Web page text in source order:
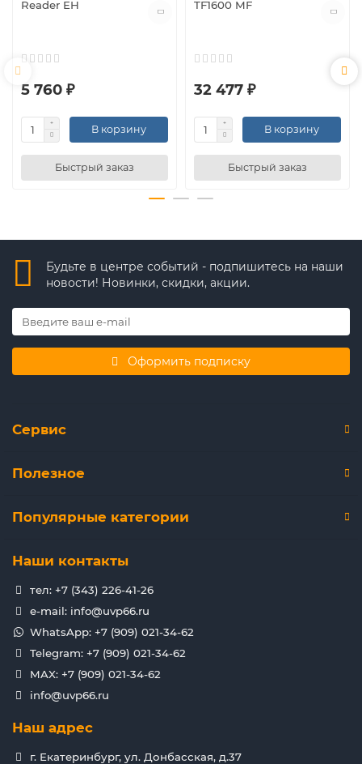
Reader EH
5 760 ₽
В корзину
Быстрый заказ
TF1600 MF
32 477 ₽
В корзину
Быстрый заказ
Будьте в центре событий - подпишитесь на наши
новости! Новинки, скидки, акции.
Оформить подписку
Сервис
Полезное
Популярные категории
Наши контакты
тел: +7 (343) 226-41-26
e-mail: info@uvp66.ru
WhatsApp: +7 (909) 021-34-62
Telegram: +7 (909) 021-34-62
MAX: +7 (909) 021-34-62
info@uvp66.ru
Наш адрес
г. Екатеринбург, ул. Донбасская, д.37